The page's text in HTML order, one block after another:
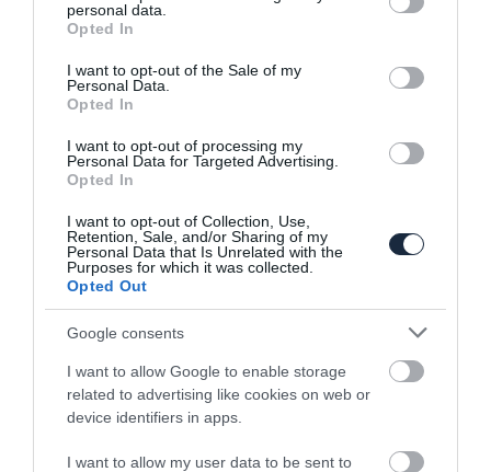
grant or deny consent to Google and its third-party tags to
use your data for below specified purposes in below Google
consent section.
personal data.
Opted In
I want to opt-out of the Sale of my
Personal Data.
Opted In
I want to opt-out of processing my
Personal Data for Targeted Advertising.
Opted In
I want to opt-out of Collection, Use,
Retention, Sale, and/or Sharing of my
Personal Data that Is Unrelated with the
Purposes for which it was collected.
Opted Out
Google consents
I want to allow Google to enable storage
related to advertising like cookies on web or
device identifiers in apps.
I want to allow my user data to be sent to
Még be sem mutatta őket, de már
elárverezi a…
Megvan, hogy mikor érkezik a McLaren
első nagy…